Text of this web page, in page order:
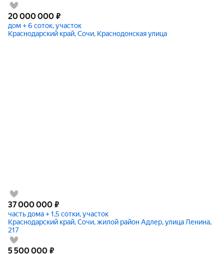
20 000 000 ₽
дом + 6 соток, участок
Краснодарский край, Сочи, Краснодонская улица
37 000 000 ₽
часть дома + 1,5 сотки, участок
Краснодарский край, Сочи, жилой район Адлер, улица Ленина,
217
5 500 000 ₽